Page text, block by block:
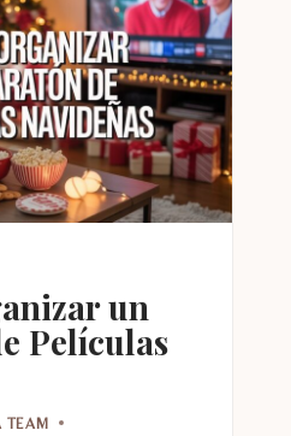
un
Películas
TEAM